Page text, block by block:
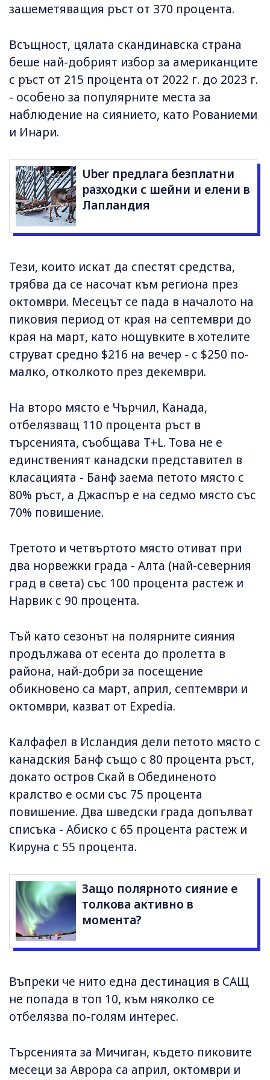
зашеметяващия ръст от 370 процента.
Всъщност, цялата скандинавска страна
беше най-добрият избор за американците
с ръст от 215 процента от 2022 г. до 2023 г.
- особено за популярните места за
наблюдение на сиянието, като Рованиеми
и Инари.
Uber предлага безплатни
разходки с шейни и елени в
Лапландия
Тези, които искат да спестят средства,
трябва да се насочат към региона през
октомври. Месецът се пада в началото на
пиковия период от края на септември до
края на март, като нощувките в хотелите
струват средно $216 на вечер - с $250 по-
малко, отколкото през декември.
На второ място е Чърчил, Канада,
отбелязващ 110 процента ръст в
търсенията, съобщава T+L. Това не е
единственият канадски представител в
класацията - Банф заема петото място с
80% ръст, а Джаспър е на седмо място със
70% повишение.
Третото и четвъртото място отиват при
два норвежки града - Алта (най-северния
град в света) със 100 процента растеж и
Нарвик с 90 процента.
Тъй като сезонът на полярните сияния
продължава от есента до пролетта в
района, най-добри за посещение
обикновено са март, април, септември и
октомври, казват от Expedia.
Калфафел в Исландия дели петото място с
канадския Банф също с 80 процента ръст,
докато остров Скай в Обединеното
кралство е осми със 75 процента
повишение. Два шведски града допълват
списъка - Абиско с 65 процента растеж и
Кируна с 55 процента.
Защо полярното сияние е
толкова активно в
момента?
Въпреки че нито една дестинация в САЩ
не попада в топ 10, към няколко се
отбелязва по-голям интерес.
Търсенията за Мичиган, където пиковите
месеци за Аврора са април, октомври и